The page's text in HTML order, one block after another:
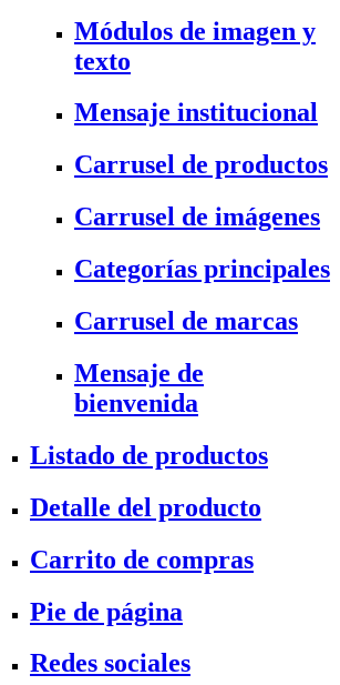
Módulos de imagen y
texto
Mensaje institucional
Carrusel de productos
Carrusel de imágenes
Categorías principales
Carrusel de marcas
Mensaje de
bienvenida
Listado de productos
Detalle del producto
Carrito de compras
Pie de página
Redes sociales